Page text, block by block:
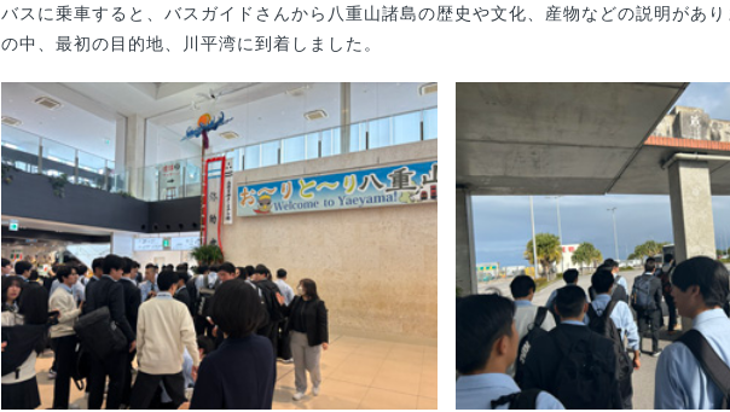
バスに乗車すると、バスガイドさんから八重山諸島の歴史や文化、産物などの説明があ
の中、最初の目的地、川平湾に到着しました。